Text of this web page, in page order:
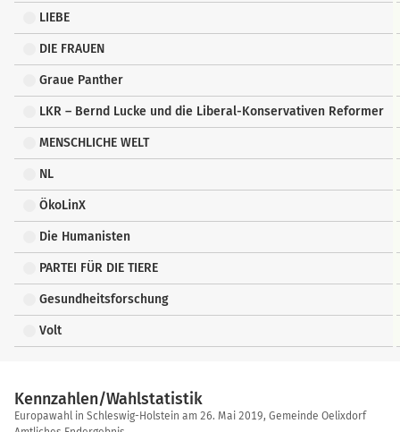
LIEBE
DIE FRAUEN
Graue Panther
LKR – Bernd Lucke und die Liberal-Konservativen Reformer
MENSCHLICHE WELT
NL
ÖkoLinX
Die Humanisten
PARTEI FÜR DIE TIERE
Gesundheitsforschung
Volt
Kennzahlen/Wahlstatistik
Kennzahlen/Wahlstatistik
Europawahl in Schleswig-Holstein am 26. Mai 2019, Gemeinde Oelixdorf